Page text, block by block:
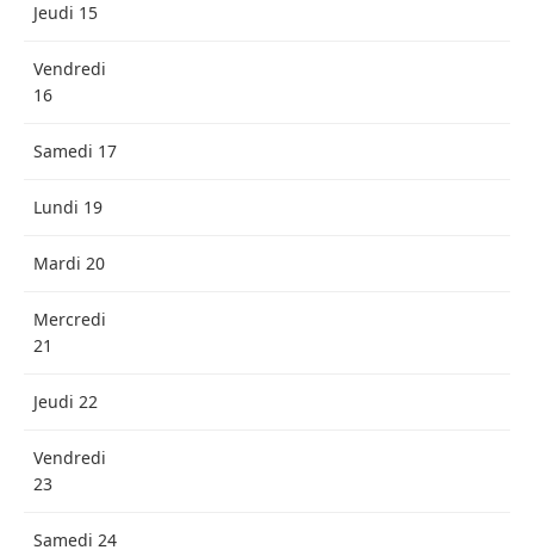
Jeudi 15
Vendredi
16
Samedi 17
Lundi 19
Mardi 20
Mercredi
21
Jeudi 22
Vendredi
23
Samedi 24